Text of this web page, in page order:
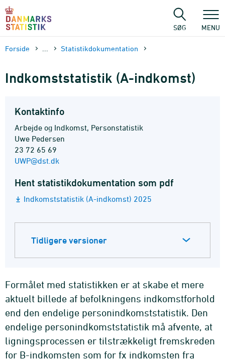
sidens
SØG MENU
Forside Statistik­dokument­ation
Indkomststatistik (A-indkomst)
Kontaktinfo
Arbejde og Indkomst, Personstatistik
Uwe Pedersen
23 72 65 69
UWP@dst.dk
Hent statistikdokumentation som pdf
Indkomststatistik (A-indkomst) 2025
Tidligere versioner
Formålet med statistikken er at skabe et mere
aktuelt billede af befolkningens indkomstforhold
end den endelige personindkomststatistik. Den
endelige personindkomststatistik må afvente, at
ligningsprocessen er tilstrækkeligt fremskreden
for B-indkomsten som for fx indkomsten fra